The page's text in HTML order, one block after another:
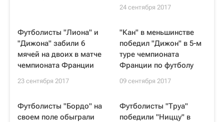
24 сентября 2017
Футболисты "Лиона" и
"Дижона" забили 6
мячей на двоих в матче
чемпионата Франции
23 сентября 2017
"Кан" в меньшинстве
победил "Дижон" в 5-м
туре чемпионата
Франции по футболу
09 сентября 2017
Футболисты "Бордо" на
своем поле обыграли
Футболисты "Труа"
победили "Ниццу" в